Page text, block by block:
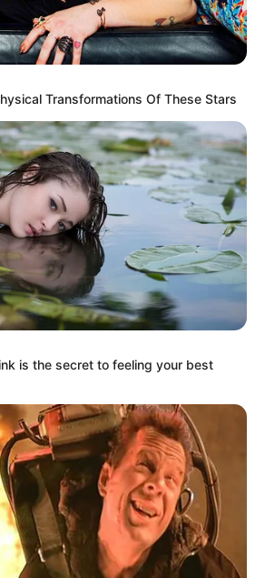
de tres en tres, cada paso
furia helada que él reconocía
en los negocios.
de Isabella estaba
una escena que se le
la retina.
Transformations Of These Stars
is the secret to feeling your best